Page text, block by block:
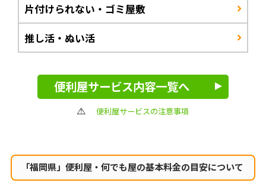
片付けられない・ゴミ屋敷
推し活・ぬい活
便利屋サービス内容一覧へ
便利屋サービスの注意事項
「福岡県」便利屋・何でも屋の基本料金の目安について